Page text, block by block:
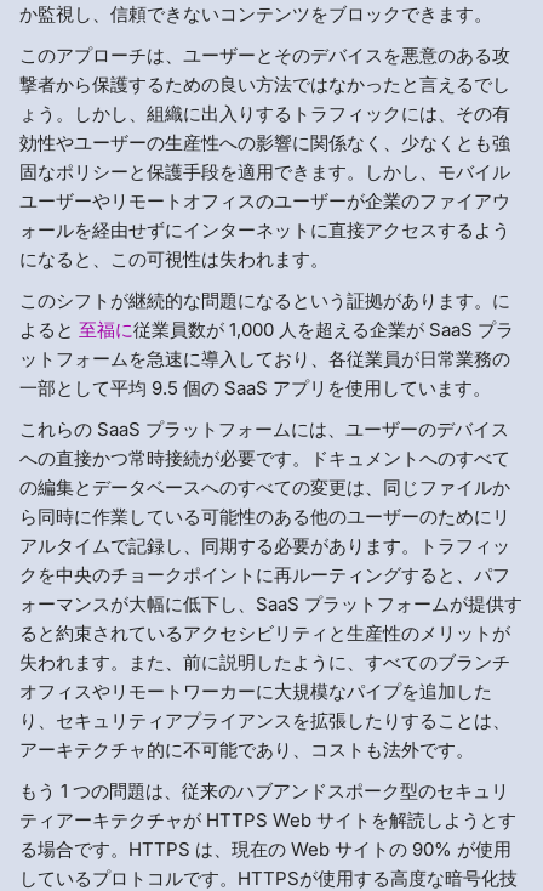
か監視し、信頼できないコンテンツをブロックできます。
このアプローチは、ユーザーとそのデバイスを悪意のある攻
撃者から保護するための良い方法ではなかったと言えるでし
ょう。しかし、組織に出入りするトラフィックには、その有
効性やユーザーの生産性への影響に関係なく、少なくとも強
固なポリシーと保護手段を適用できます。しかし、モバイル
ユーザーやリモートオフィスのユーザーが企業のファイアウ
ォールを経由せずにインターネットに直接アクセスするよう
になると、この可視性は失われます。
このシフトが継続的な問題になるという証拠があります。に
よると 至福に従業員数が 1,000 人を超える企業が SaaS プラ
ットフォームを急速に導入しており、各従業員が日常業務の
一部として平均 9.5 個の SaaS アプリを使用しています。
これらの SaaS プラットフォームには、ユーザーのデバイス
への直接かつ常時接続が必要です。ドキュメントへのすべて
の編集とデータベースへのすべての変更は、同じファイルか
ら同時に作業している可能性のある他のユーザーのためにリ
アルタイムで記録し、同期する必要があります。トラフィッ
クを中央のチョークポイントに再ルーティングすると、パフ
ォーマンスが大幅に低下し、SaaS プラットフォームが提供す
ると約束されているアクセシビリティと生産性のメリットが
失われます。また、前に説明したように、すべてのブランチ
オフィスやリモートワーカーに大規模なパイプを追加した
り、セキュリティアプライアンスを拡張したりすることは、
アーキテクチャ的に不可能であり、コストも法外です。
もう 1 つの問題は、従来のハブアンドスポーク型のセキュリ
ティアーキテクチャが HTTPS Web サイトを解読しようとす
る場合です。HTTPS は、現在の Web サイトの 90% が使用
しているプロトコルです。HTTPSが使用する高度な暗号化技